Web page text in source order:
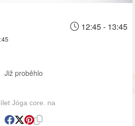
12:45 - 13:45
Již proběhlo
Jóga core. na